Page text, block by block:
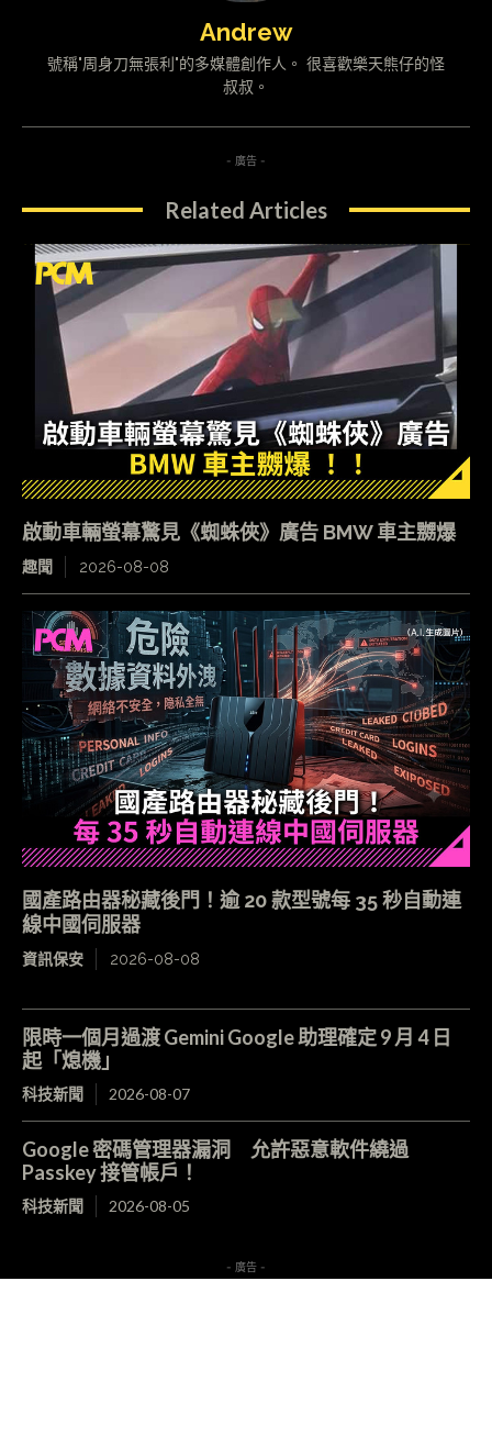
Andrew
號稱"周身刀無張利"的多媒體創作人。 很喜歡樂天熊仔的怪
叔叔。
- 廣告 -
Related Articles
啟動車輛螢幕驚見《蜘蛛俠》廣告 BMW 車主嬲爆
趣聞 2026-08-08
國產路由器秘藏後門！逾 20 款型號每 35 秒自動連
線中國伺服器
資訊保安 2026-08-08
限時一個月過渡 Gemini Google 助理確定 9 月 4 日
起「熄機」
科技新聞 2026-08-07
Google 密碼管理器漏洞 允許惡意軟件繞過
Passkey 接管帳戶！
科技新聞 2026-08-05
- 廣告 -